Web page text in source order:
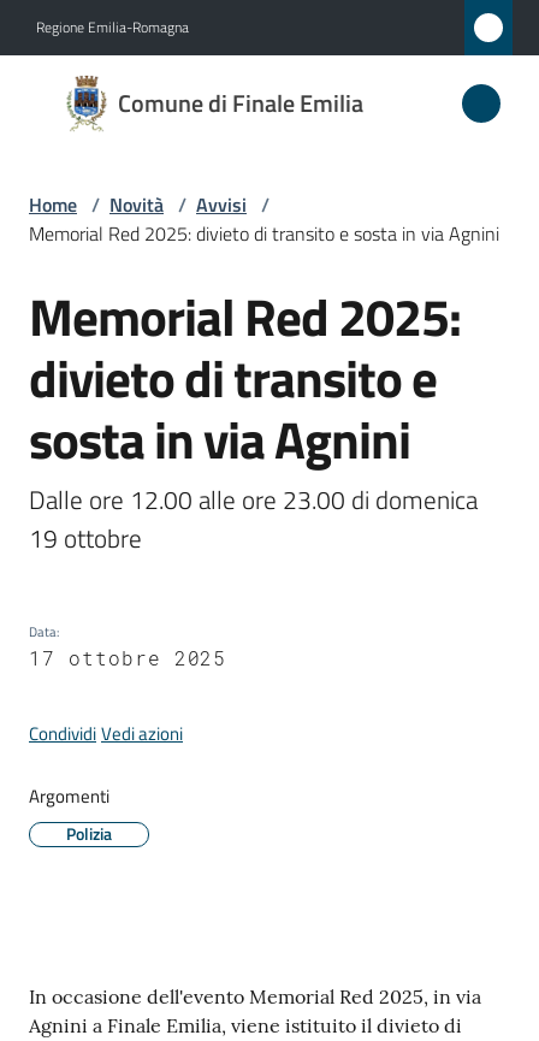
Regione Emilia-Romagna
Comune di Finale Emilia
Comune
di
Emilia
Amministrazione
Novità
Menu selezionato
Servizi
Vivere
Comune
appuntamento
A
l
l
m
e
Home / Novità / Avvisi /
Memorial Red 2025: divieto di transito e sosta in via Agnini
Salta al contenuto
Memorial Red 2025:
divieto di transito e
sosta in via Agnini
Dalle ore 12.00 alle ore 23.00 di domenica
19 ottobre
Data:
17 ottobre 2025
CondividiVedi azioni
Argomenti
Polizia
Contenuto
In occasione dell'evento Memorial Red 2025, in via
Agnini a Finale Emilia, viene istituito il divieto di